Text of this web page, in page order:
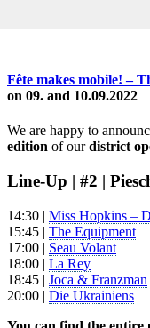
Fête makes mobile! –
on 09. and 10.09.2022
We are happy to
edition of ourdistrict
Line-Up | #2 |
14:30 | Miss Hopkins –
15:45 | The Equipment
17:00 | Seau Volant
18:00 | La Rey
18:45 | Joca & Franzman
20:00 | Die Ukrainiens